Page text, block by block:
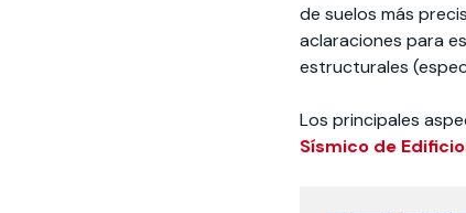
de suelos más
aclaraciones para
estructurales
Los principales
Sísmico de